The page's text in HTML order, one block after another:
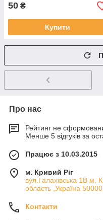
50 ₴
Купити
Про нас
Рейтинг не
Менше 5 відгуків за
Працює з 10.03.2015
м. Кривий Ріг
вул.Галахівська 1В м.
область ,Україна
Контакти